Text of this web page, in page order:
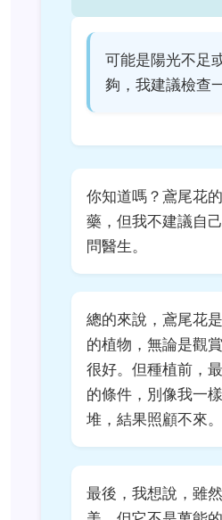
可能是陽光不足
夠，我建議檢查
你知道嗎？鳶尾花
藥，但我不建議自
問醫生。
總的來說，鳶尾花
的植物，無論是觀
很好。但種植前，
的條件，別像我一
堆，結果照顧不來。
最後，我想說，雖